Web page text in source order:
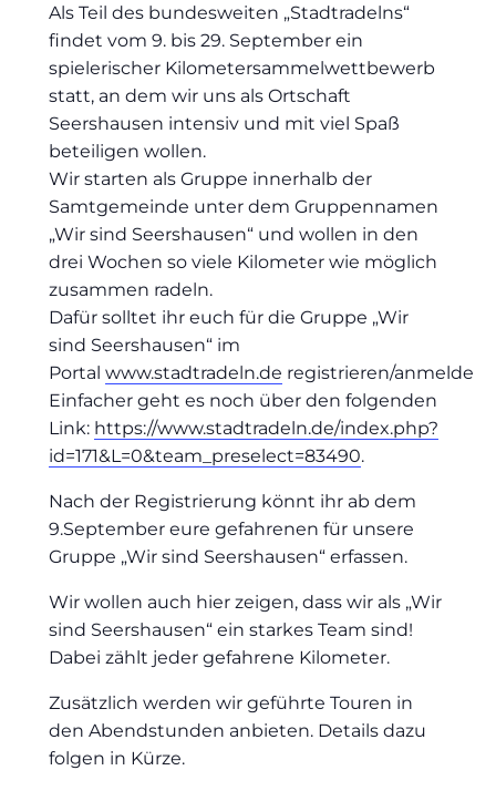
Als Teil des bundesweiten „Stadtradelns“
findet vom 9. bis 29. September ein
spielerischer Kilometersammelwettbewerb
statt, an dem wir uns als Ortschaft
Seershausen intensiv und mit viel Spaß
beteiligen wollen.
Wir starten als Gruppe innerhalb der
Samtgemeinde unter dem Gruppennamen
„Wir sind Seershausen“ und wollen in den
drei Wochen so viele Kilometer wie möglich
zusammen radeln.
Dafür solltet ihr euch für die Gruppe „Wir
sind Seershausen“ im
Portal www.stadtradeln.de registrieren/anmelden.
Einfacher geht es noch über den folgenden
Link: https://www.stadtradeln.de/index.php?
id=171&L=0&team_preselect=83490.
Nach der Registrierung könnt ihr ab dem
9.September eure gefahrenen für unsere
Gruppe „Wir sind Seershausen“ erfassen.
Wir wollen auch hier zeigen, dass wir als „Wir
sind Seershausen“ ein starkes Team sind!
Dabei zählt jeder gefahrene Kilometer.
Zusätzlich werden wir geführte Touren in
den Abendstunden anbieten. Details dazu
folgen in Kürze.